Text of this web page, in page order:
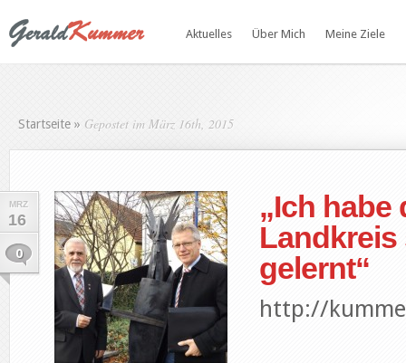
Aktuelles Über Mich Meine Ziele
Startseite » Gepostet im März 16th, 2015
MRZ
16
0
„Ich habe
Landkreis
gelernt“
http://